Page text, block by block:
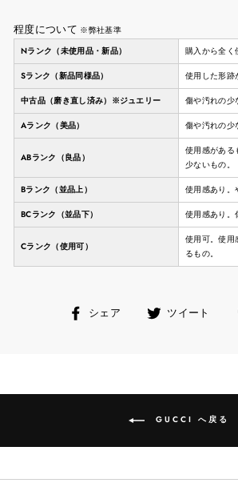
程度について ※弊社基準
Nランク（未使用品・新品）
購入から全く
Sランク（新品同様品） 使用した形跡
中古品（磨き直し済み）※ジュエリー 傷や汚れの少
Aランク（美品） 傷や汚れの少
ABランク（良品）
使用感がある
少ないもの。
Bランク（並品上） 使用感あり。
BCランク（並品下） 使用感あり。
Cランク（使用可）
使用可。使用
るもの。
シェア
facebook
る
ツイート
GUCCI へ戻る